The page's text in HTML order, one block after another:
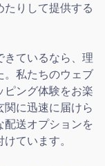
たりして提供する
きているなら、理
。私たちのウェブ
ピング体験をお楽
関に迅速に届けら
配送オプションを
ています。